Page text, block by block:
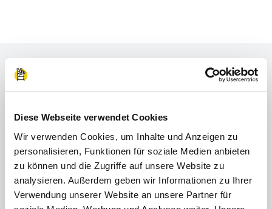
Diese Webseite verwendet Cookies
Wir verwenden Cookies, um Inhalte und Anzeigen zu
personalisieren, Funktionen für soziale Medien anbieten
zu können und die Zugriffe auf unsere Website zu
analysieren. Außerdem geben wir Informationen zu Ihrer
Verwendung unserer Website an unsere Partner für
Probier dich in
unterschiedlichen
Berufsfeldern aus